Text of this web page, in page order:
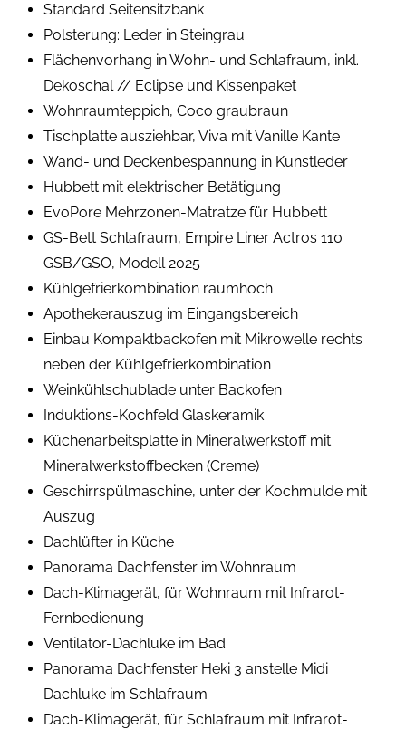
Standard Seitensitzbank
Polsterung: Leder in Steingrau
Flächenvorhang in Wohn- und Schlafraum, inkl.
Dekoschal // Eclipse und Kissenpaket
Wohnraumteppich, Coco graubraun
Tischplatte ausziehbar, Viva mit Vanille Kante
Wand- und Deckenbespannung in Kunstleder
Hubbett mit elektrischer Betätigung
EvoPore Mehrzonen-Matratze für Hubbett
GS-Bett Schlafraum, Empire Liner Actros 110
GSB/GSO, Modell 2025
Kühlgefrierkombination raumhoch
Apothekerauszug im Eingangsbereich
Einbau Kompaktbackofen mit Mikrowelle rechts
neben der Kühlgefrierkombination
Weinkühlschublade unter Backofen
Induktions-Kochfeld Glaskeramik
Küchenarbeitsplatte in Mineralwerkstoff mit
Mineralwerkstoffbecken (Creme)
Geschirrspülmaschine, unter der Kochmulde mit
Auszug
Dachlüfter in Küche
Panorama Dachfenster im Wohnraum
Dach-Klimagerät, für Wohnraum mit Infrarot-
Fernbedienung
Ventilator-Dachluke im Bad
Panorama Dachfenster Heki 3 anstelle Midi
Dachluke im Schlafraum
Dach-Klimagerät, für Schlafraum mit Infrarot-